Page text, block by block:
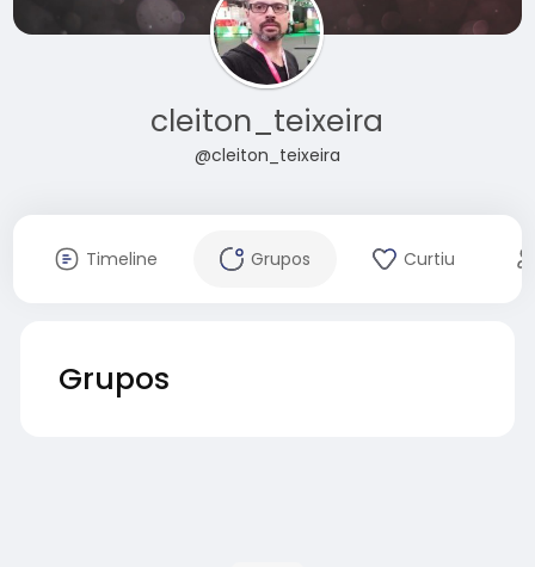
cleiton_teixeira
@cleiton_teixeira
Timeline Grupos Curtiu
Grupos